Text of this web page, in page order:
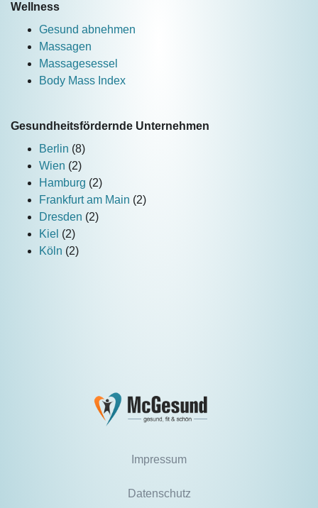
Wellness
Gesund abnehmen
Massagen
Massagesessel
Body Mass Index
Gesundheitsfördernde Unternehmen
Berlin (8)
Wien (2)
Hamburg (2)
Frankfurt am Main (2)
Dresden (2)
Kiel (2)
Köln (2)
Impressum
Datenschutz